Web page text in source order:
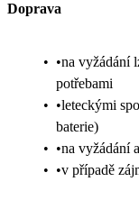
Doprava
• •na vyžádání
potřebami
• •leteckými
baterie)
• •na vyžádání
• •v případě